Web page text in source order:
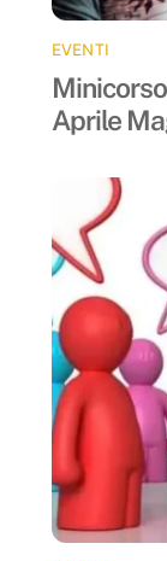
EVENTI
Aprile